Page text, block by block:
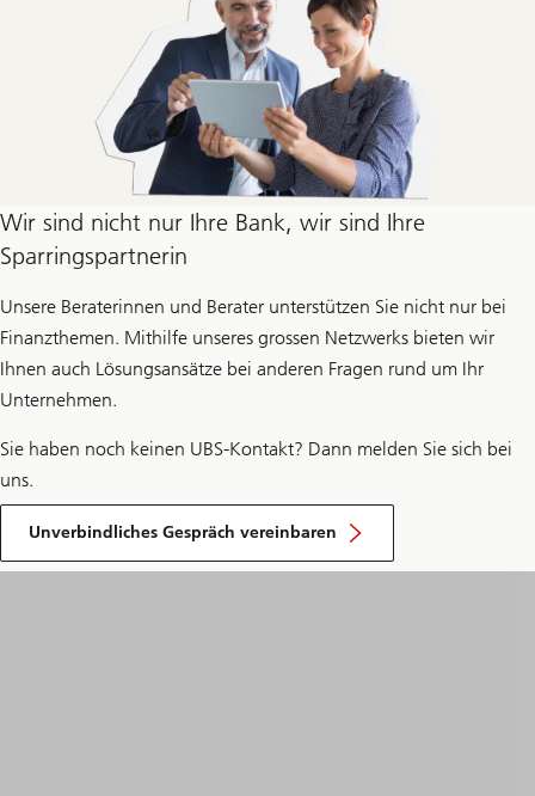
Wir sind nicht nur Ihre Bank, wir sind Ihre
Sparringspartnerin
Unsere Beraterinnen und Berater unterstützen Sie nicht nur bei
Finanzthemen. Mithilfe unseres grossen Netzwerks bieten wir
Ihnen auch Lösungsansätze bei anderen Fragen rund um Ihr
Unternehmen.
Sie haben noch keinen UBS-Kontakt? Dann melden Sie sich bei
uns.
Unverbindliches Gespräch vereinbaren